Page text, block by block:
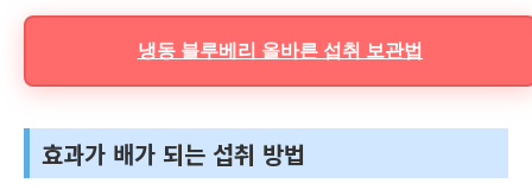
냉동 블루베리 올바른 섭취 보관법
효과가 배가 되는 섭취 방법